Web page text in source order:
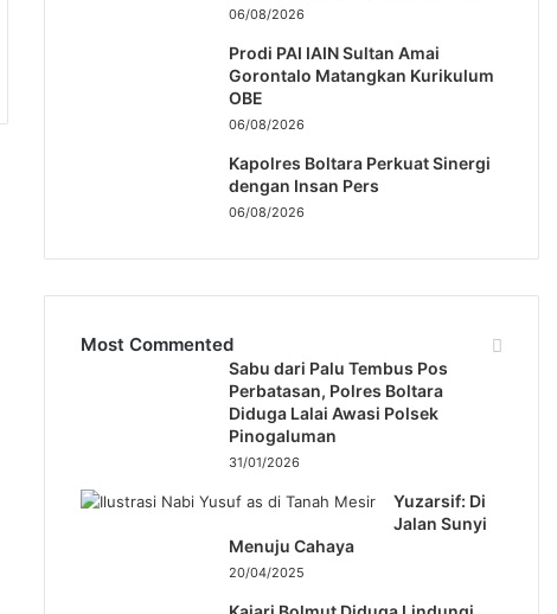
06/08/2026
Prodi PAI IAIN Sultan Amai
Gorontalo Matangkan Kurikulum
OBE
06/08/2026
Kapolres Boltara Perkuat Sinergi
dengan Insan Pers
06/08/2026
Most Commented
Sabu dari Palu Tembus Pos
Perbatasan, Polres Boltara
Diduga Lalai Awasi Polsek
Pinogaluman
31/01/2026
Yuzarsif: Di
Jalan Sunyi
Menuju Cahaya
20/04/2025